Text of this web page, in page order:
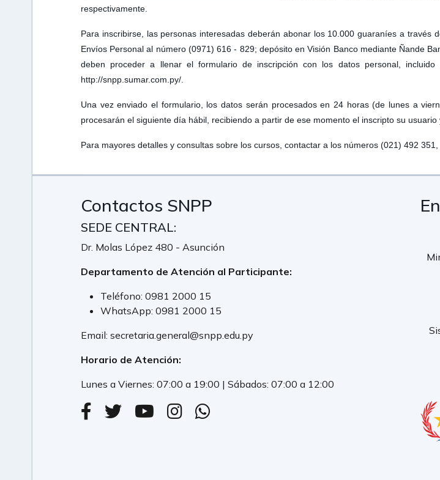
respectivamente.
Para inscribirse, las personas interesadas deberán abonar los 10.000 guaraníes a
Envíos Personal al número (0971) 616 - 829; depósito en Visión Banco mediante Ñande
deben proceder a llenar el formulario de inscripción con los datos personal,
http://snpp.sumar.com.py/.
Una vez enviado el formulario, los datos serán procesados en 24 horas (de lunes a
procesarán el siguiente día hábil, recibiendo a partir de ese momento el inscripto su
Para mayores detalles y consultas sobre los cursos, contactar a los números (021) 492
Contactos SNPP
SEDE CENTRAL:
Dr. Molas López 480 - Asunción
Departamento de Atención al Participante:
Teléfono: 0981 2000 15
WhatsApp: 0981 2000 15
Email: secretaria.general@snpp.edu.py
Horario de Atención:
Lunes a Viernes: 07:00 a 19:00 | Sábados: 07:00 a 12:00